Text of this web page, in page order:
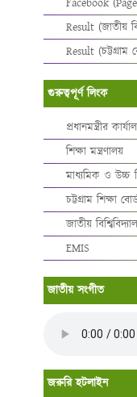
Facebook
Result (জাতীয়
Result (চট্টগ্রাম
গুরুত্বপূর্ণ লিংক
প্রধানমন্ত্রীর
শিক্ষা মন্ত্রণালয়
মাধ্যমিক ও উচ্চ
চট্টগ্রাম শিক্ষা
জাতীয়
EMIS
জাতীয় সংগীত
জরুরি হটলাইন